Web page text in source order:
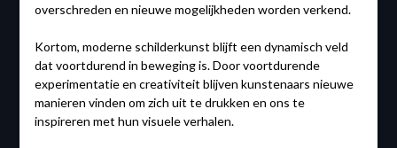
overschreden en nieuwe mogelijkheden worden verkend.
Kortom, moderne schilderkunst blijft een dynamisch veld
dat voortdurend in beweging is. Door voortdurende
experimentatie en creativiteit blijven kunstenaars nieuwe
manieren vinden om zich uit te drukken en ons te
inspireren met hun visuele verhalen.